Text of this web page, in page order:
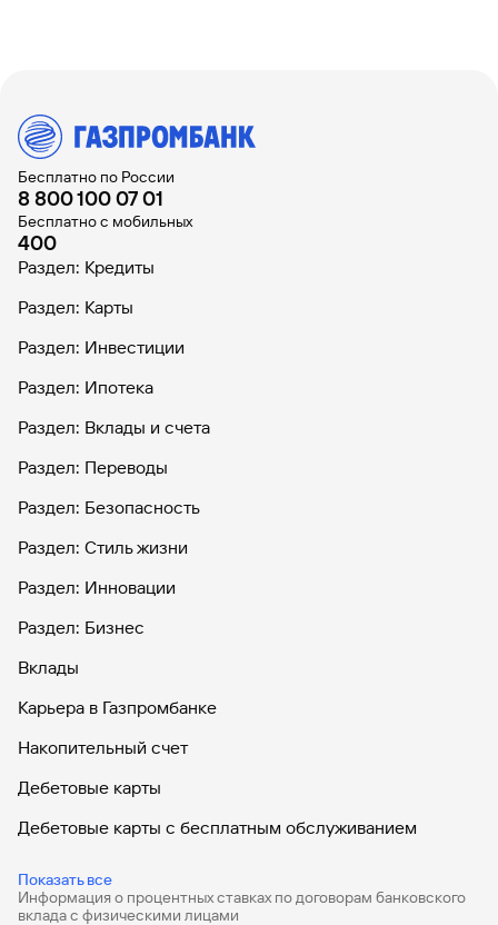
Бесплатно по России
8 800 100 07 01
Бесплатно с мобильных
400
Раздел: Кредиты
Раздел: Карты
Раздел: Инвестиции
Раздел: Ипотека
Раздел: Вклады и счета
Раздел: Переводы
Раздел: Безопасность
Раздел: Стиль жизни
Раздел: Инновации
Раздел: Бизнес
Вклады
Карьера в Газпромбанке
Накопительный счет
Дебетовые карты
Дебетовые карты с бесплатным обслуживанием
Показать все
Банковские вклады на 3 месяца
Информация о процентных ставках по договорам банковского
вклада с физическими лицами